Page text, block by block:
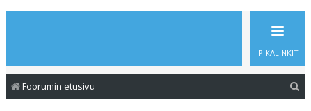
PIKALINKIT
Foorumin etusivu